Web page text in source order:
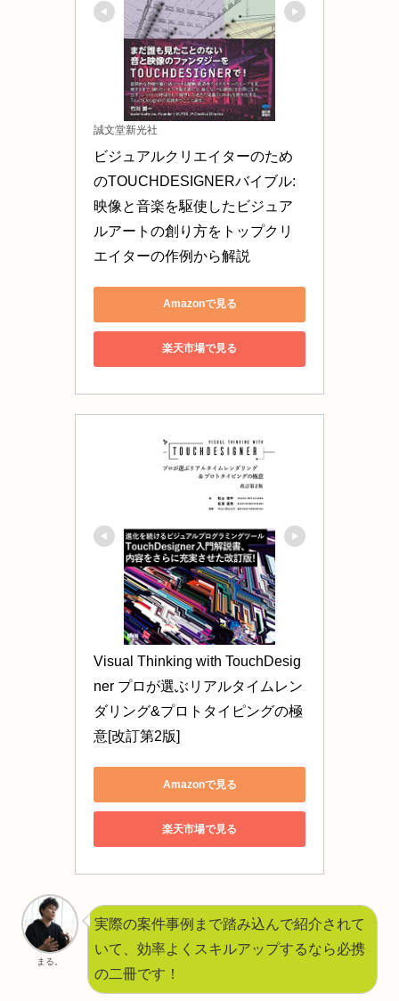
誠文堂新光社
ビジュアルクリエイターのため
のTOUCHDESIGNERバイブル:
映像と音楽を駆使したビジュア
ルアートの創り方をトップクリ
エイターの作例から解説
Amazonで見る
楽天市場で見る
Visual Thinking with TouchDesig
ner プロが選ぶリアルタイムレン
ダリング&プロトタイピングの極
意[改訂第2版]
Amazonで見る
楽天市場で見る
まる。
実際の案件事例まで踏み込んで紹介されて
いて、効率よくスキルアップするなら必携
の二冊です！